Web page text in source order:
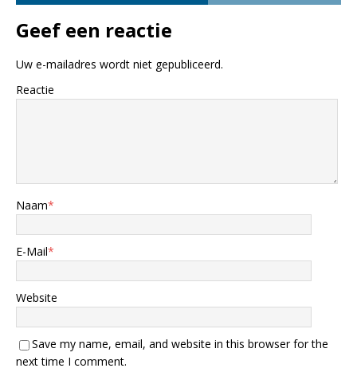
Geef een reactie
Uw e-mailadres wordt niet gepubliceerd.
Reactie
Naam*
E-Mail*
Website
Save my name, email, and website in this browser for the
next time I comment.